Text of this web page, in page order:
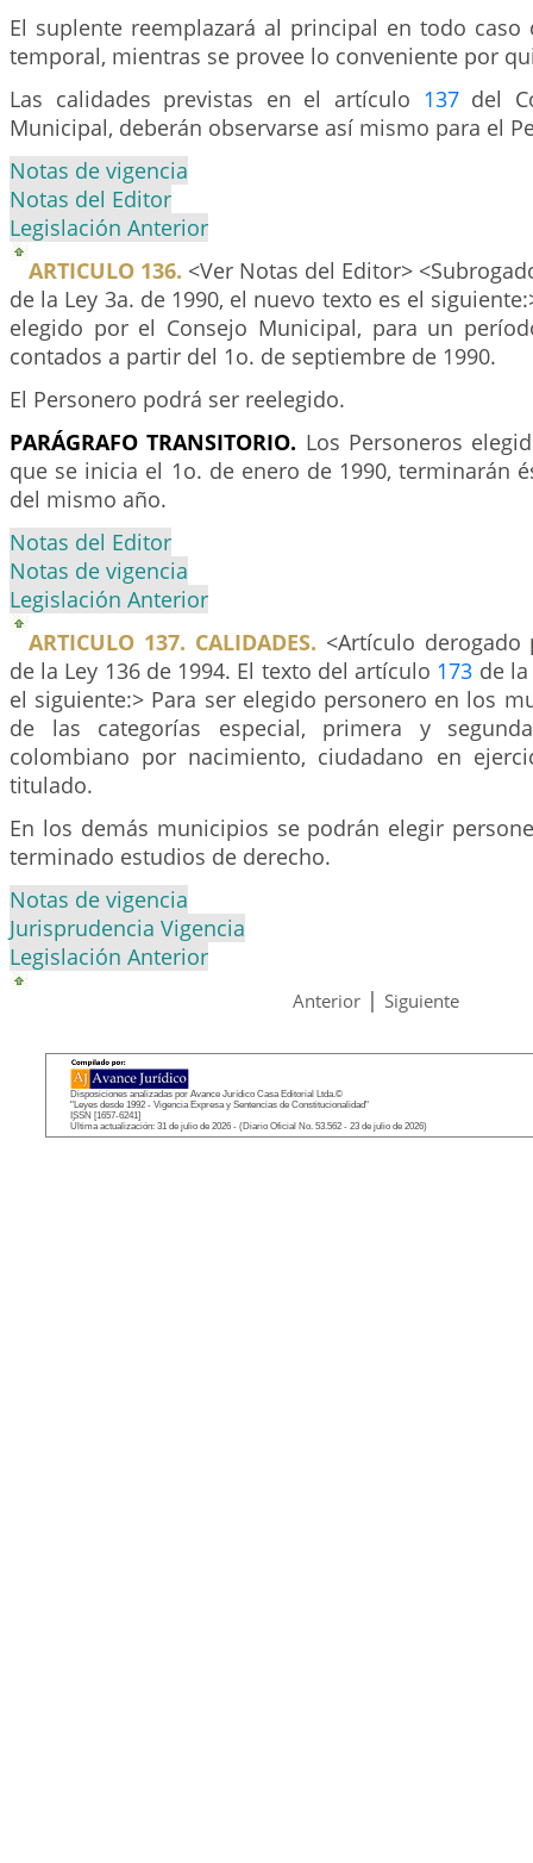
El suplente reemplazará al principal en todo
temporal, mientras se provee lo conveniente por
Las calidades previstas en el artículo 137del
Municipal, deberán observarse así mismo para el
Notas de vigencia
Notas del Editor
Legislación Anterior
ARTICULO 136. <Ver Notas del Editor>
de la Ley 3a. de 1990, el nuevo texto es el
elegido por el Consejo Municipal, para un
contados a partir del 1o. de septiembre de 1990.
El Personero podrá ser reelegido.
PARÁGRAFO TRANSITORIO. Los Personeros
que se inicia el 1o. de enero de 1990, terminarán
del mismo año.
Notas del Editor
Notas de vigencia
Legislación Anterior
ARTICULO 137. CALIDADES. <Artículo
de la Ley 136 de 1994. El texto del artículo 173 de
el siguiente:> Para ser elegido personero en los
de las categorías especial, primera y
colombiano por nacimiento, ciudadano en
titulado.
En los demás municipios se podrán elegir
terminado estudios de derecho.
Notas de vigencia
Jurisprudencia Vigencia
Legislación Anterior
Anterior | Siguiente
Disposiciones analizadas por Avance Jurídico Casa Editorial Ltda.©
"Leyes desde 1992 - Vigencia Expresa y Sentencias de Constitucionalidad"
ISSN [1657-6241]
Última actualización: 31 de julio de 2026 - (Diario Oficial No. 53.562 - 23 de julio de 2026)